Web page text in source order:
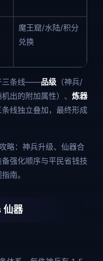
魔王窟/水陆/积分
兑换
三条线——品级 （神兵/
机出的附加属性）、 炼器
条线独立叠加，最终形成
略：神兵升级、仙器合
强化顺序与平民省钱技
南。
仙器